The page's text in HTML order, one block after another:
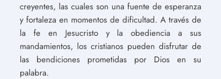
creyentes, las cuales son una fuente de esperanza
y fortaleza en momentos de dificultad. A través de
la fe en Jesucristo y la obediencia a sus
mandamientos, los cristianos pueden disfrutar de
las bendiciones prometidas por Dios en su
palabra.